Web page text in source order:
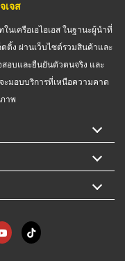
เจส
นเครือเอไอเอส ในฐานะผู้นำที่
ติ้ง ผ่านเว็บไซต์รวมสินค้าและ
สอบและยืนยันตัวตนจริง และ
ะมอบบริการที่เหนือความคาด
าพ